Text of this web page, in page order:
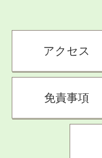
アクセス
免責事項